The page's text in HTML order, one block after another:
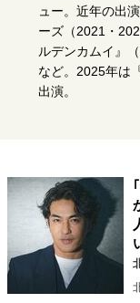
サイトの核・哲学
運命を変えた出会い
未知への挑戦
セカンドキャリア
大人の学び直し
夢を掴む選択
ュー。近年の出
ーズ（2021・
ルデンカムイ』
など。2025年は
出演。